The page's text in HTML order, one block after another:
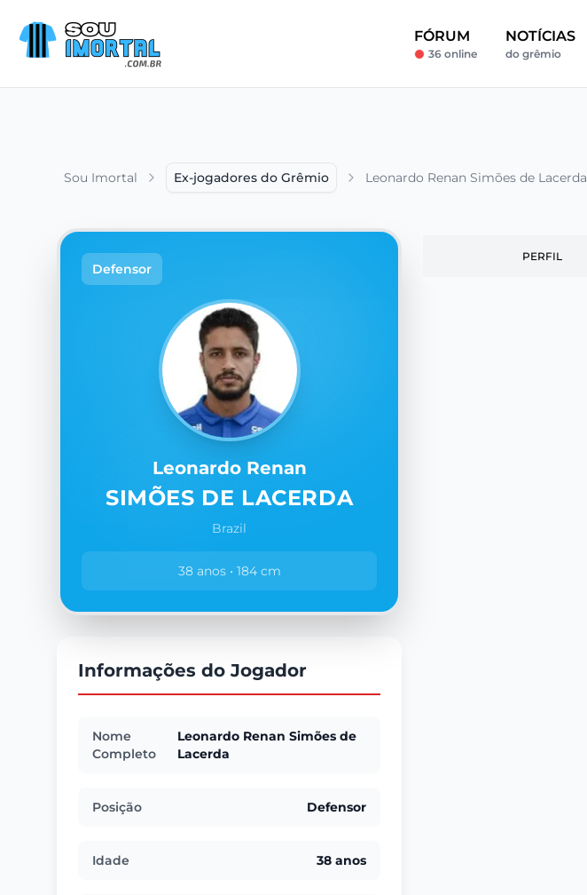
FÓRUM
36 online
NOTÍCIAS
do grêmio
Sou Imortal Ex-jogadores do Grêmio Leonardo Renan Simões de Lacerda
Defensor
Leonardo Renan
SIMÕES DE LACERDA
Brazil
38 anos • 184 cm
Informações do Jogador
Nome
Completo
Leonardo Renan Simões de
Lacerda
Posição Defensor
Idade 38 anos
PERFIL